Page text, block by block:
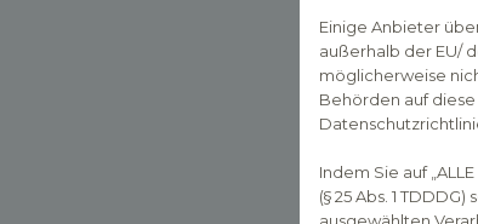
Einige Anbieter
außerhalb der EU/
möglicherweise
Behörden auf
Indem Sie auf
(§ 25 Abs. 1